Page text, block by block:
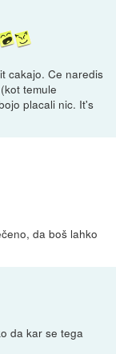
cakajo. Ce naredis
temule
placali nic. It's
da boš lahko
da kar se tega